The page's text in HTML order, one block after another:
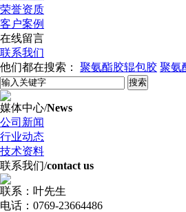
荣誉资质
客户案例
在线留言
联系我们
他们都在搜索： 聚氨酯胶辊包胶 聚氨
媒体中心/News
公司新闻
行业动态
技术资料
联系我们/contact us
联系：叶先生
电话：0769-23664486